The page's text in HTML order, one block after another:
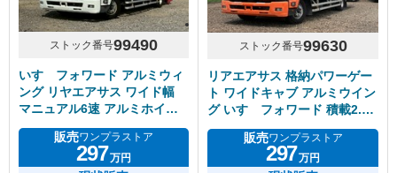
ストック番号99490
いすゞフォワード アルミウィ
ング リヤエアサス ワイド幅
マニュアル6速 アルミホイー
ル
販売ワンプラストア
297万円
ストック番号99630
リアエアサス 格納パワーゲー
ト ワイドキャブ アルミウイン
グ いすゞフォワード 積載2.5
トン
販売ワンプラストア
297万円